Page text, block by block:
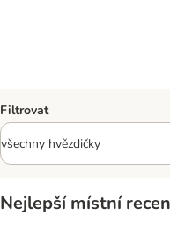
Filtrovat
Nejlepší místní